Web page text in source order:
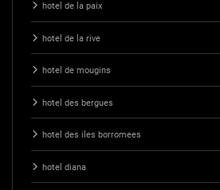
hotel de la paix
hotel de la rive
hotel de mougins
hotel des bergues
hotel des iles borromees
hotel diana